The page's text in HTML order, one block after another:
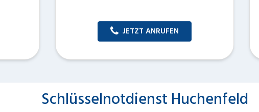
JETZT ANRUFEN
Schlüsselnotdienst Huchenfeld